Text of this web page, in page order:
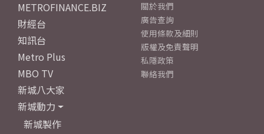
METROFINANCE.BIZ
財經台
知訊台
Metro Plus
MBO TV
新城八大家
新城動力
新城製作
關於我們
廣告查詢
使用條款及細則
版權及免責聲明
私隱政策
聯絡我們